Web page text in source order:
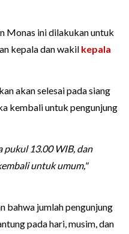
Monas ini dilakukan untuk
kepala dan wakil kepala
akan selesai pada siang
kembali untuk pengunjung
pukul 13.00 WIB, dan
untuk umum,"
bahwa jumlah pengunjung
pada hari, musim, dan